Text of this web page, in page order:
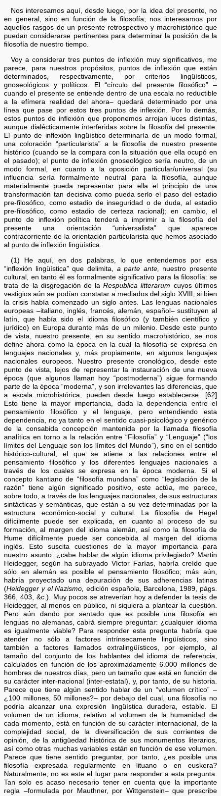
Nos interesamos aquí, desde luego, por la idea del presente, no
en general, sino en función de la filosofía; nos interesamos por
aquellos rasgos de un presente retrospectivo y macrohistórico que
puedan considerarse pertinentes para determinar la posición de la
filosofía de nuestro tiempo.
Voy a considerar tres puntos de inflexión muy significativos, me
parece, para nuestros propósitos, puntos de inflexión que están
determinados, respectivamente, por criterios lingüísticos,
gnoseológicos y políticos. El “círculo del presente filosófico” –
cuando el presente se entiende dentro de una escala no reductible
a la efímera realidad del ahora– quedará determinado por una
línea que pase por estos tres puntos de inflexión. Por lo demás,
estos puntos de inflexión que proponemos arrojan luces distintas,
aunque dialécticamente interferidas sobre la filosofía del presente.
El punto de inflexión lingüístico determinaría de un modo formal,
una coloración “particularista” a la filosofía de nuestro presente
histórico (cuando se la compara con la situación que ella ocupó en
el pasado); el punto de inflexión gnoseológico sería neutro, de un
modo formal, en cuanto a la oposición particular/universal (su
influencia sería formalmente neutral para la filosofía, aunque
materialmente pueda representar para ella el principio de una
transformación tan decisiva como pueda serlo el paso del estadio
pre-filosófico, como estadio de inseguridad o de duda, al estadio
pre-filosófico, como estadio de certeza racional); en cambio, el
punto de inflexión política tenderá a imprimir a la filosofía del
presente una orientación “universalista” que aparece
contracorriente de la orientación particularista que hemos asociado
al punto de inflexión lingüística.
(1) He aquí, en dos palabras, lo que entendemos por esa
“inflexión lingüística” que delimita, a parte ante,
nuestro presente
cultural, en tanto él es formalmente significativo para la filosofía: se
trata de la disgregación de laRespublica litterarum cuyos últimos
vestigios aún se podían constatar a mediados del siglo XVIII, si bien
la crisis había comenzado un siglo antes. Las lenguas nacionales
europeas –italiano, inglés, francés, alemán, español– sustituyen al
latín, que había sido el idioma filosófico (y también científico y
jurídico) en Europa durante más de un milenio. Desde este punto
de vista, nuestro presente, en su sentido macrohistórico, se nos
define ahora como la época en la cual la filosofía se expresa en
lenguajes nacionales y, más propiamente, en algunos lenguajes
nacionales europeos. Nuestro presente cronológico, desde este
punto de vista, lejos de representar la instauración de una nueva
época (que algunos llaman hoy “postmoderna”) sigue formando
parte de la época “moderna”, y son irrelevantes las diferencias, que
a escala microhistórica, pueden desde luego establecerse. [62]
Esto tiene la mayor importancia, dada la dependencia entre el
pensamiento filosófico y el lenguaje, pero entendiendo esta
dependencia, no ya tanto en el sentido cuasi-psicológico y genérico
de la consabida concepción mantenida por la llamada filosofía
analítica en torno a la relación entre “Filosofía” y “Lenguaje” (“los
límites del Lenguaje son los límites del Mundo”), sino en el sentido
histórico-cultural, el que se atiene a las relaciones entre el
pensamiento filosófico y los diferentes lenguajes nacionales a
través de los cuales se expresa en la época moderna. Si el
concepto kantiano de “filosofía mundana” como “legislación de la
razón” tiene algún significado positivo, este actúa, me parece,
sobre todo, a través de los lenguajes nacionales, de sus estructuras
sintácticas y semánticas, que están a su vez determinadas por la
estructura económico-social y cultural. La filosofía de Hegel
difícilmente puede ser explicada, en cuanto al proceso de su
formación, al margen del idioma alemán, así como la filosofía de
Hume difícilmente puede ser concebida al margen del idioma
inglés. Esto suscita cuestiones de la mayor importancia para
nuestro asunto: ¿cabe hablar de algún idioma privilegiado? Martin
Heidegger, según ha subrayado Víctor Farías, habría creído que
sólo en alemán es posible el pensamiento filosófico; más aún,
habría proyectado una depuración de sus adherencias latinas
(Heidegger y el Nazismo, edición española, Barcelona, 1989, págs.
366, 403, &c.). Muy pocos se atreverían hoy a defender la tesis de
Heidegger, al menos en público, ni siquiera a plantear la cuestión.
Pero aún dando por sentado que es posible una filosofía en
lenguas no alemanas, cabrá siempre preguntar: ¿cualquier idioma
es igualmente viable? Para responder esta pregunta habría que
atender no sólo a factores intrínsecamente lingüísticos, sino
también a factores llamados extralingüísticos, por ejemplo, al
tamaño del conjunto de los hablantes del idioma de referencia,
calculados en función de los aproximadamente 6.000 millones de
hombres de nuestros días, pero un tamaño que está en función de
su carácter inter-nacional (inter-estatal), y, por tanto, de su historia.
Parece que tiene algún sentido hablar de un “volumen crítico” –
¿100 millones, 50 millones?– por debajo del cual, una filosofía no
podría alcanzar una expresión lingüística duradera, estable. El
volumen de un idioma, relativo al volumen de la humanidad de
cada momento, está en función de su carácter internacional, de la
complejidad social, de la diversificación de sus corrientes de
opinión, de la antigüedad histórica de sus monumentos literarios,
así como otras muchas variables están en función de ese volumen.
Parece que tiene sentido preguntar, por tanto, ¿es posible una
filosofía expresada regularmente en lituano o en euskera?
Naturalmente, no es este el lugar para responder a esta pregunta.
Tan solo es acaso necesario tener en cuenta que la importante
regla –formulada por Mauthner, por Wittgenstein– que prescribe